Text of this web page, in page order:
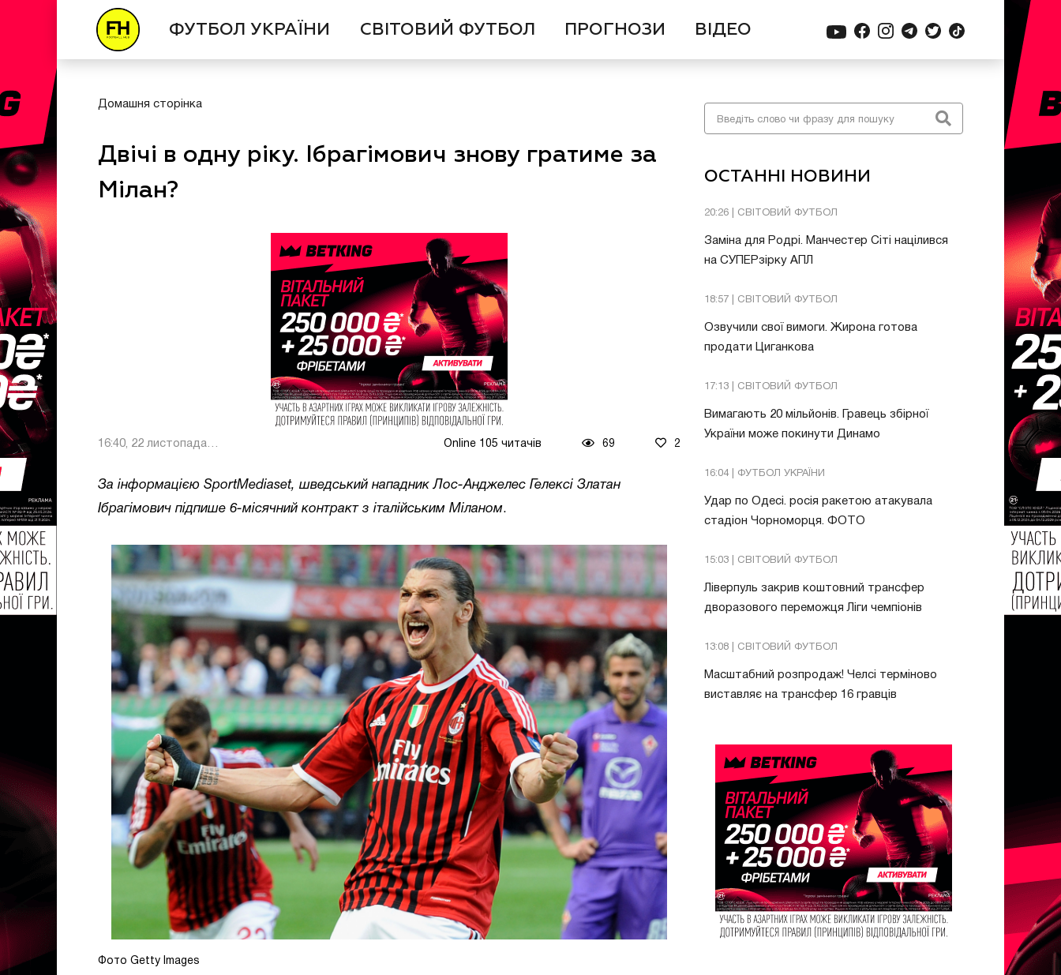
ФУТБОЛ УКРАЇНИ СВІТОВИЙ ФУТБОЛ ПРОГНОЗИ ВІДЕО
ОСТАННІ НОВИНИ
20:26 | СВІТОВИЙ ФУТБОЛ
Заміна для Родрі. Манчестер Сіті націлився
на СУПЕРзірку АПЛ
18:57 | СВІТОВИЙ ФУТБОЛ
Озвучили свої вимоги. Жирона готова
продати Циганкова
17:13 | СВІТОВИЙ ФУТБОЛ
Вимагають 20 мільйонів. Гравець збірної
України може покинути Динамо
16:04 | ФУТБОЛ УКРАЇНИ
Удар по Одесі. росія ракетою атакувала
стадіон Чорноморця. ФОТО
15:03 | СВІТОВИЙ ФУТБОЛ
Ліверпуль закрив коштовний трансфер
дворазового переможця Ліги чемпіонів
13:08 | СВІТОВИЙ ФУТБОЛ
Масштабний розпродаж! Челсі терміново
виставляє на трансфер 16 гравців
Домашня сторінка
Двічі в одну ріку. Ібрагімович знову гратиме за
Мілан?
16:40, 22 листопада
Online 105 читачів 69 2
За інформацією SportMediaset, шведський нападник Лос-Анджелес Гелексі Златан
Ібрагімович підпише 6-місячний контракт з італійським Міланом.
Фото Getty Images